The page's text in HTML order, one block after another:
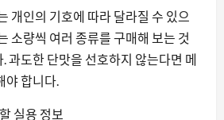
개인의 기호에 따라 달라질 수 있으
소량씩 여러 종류를 구매해 보는 것
과도한 단맛을 선호하지 않는다면 메
야 합니다.
실용 정보